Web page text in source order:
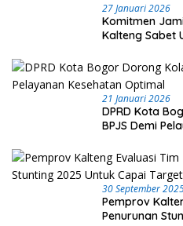
27 Januari 2026
Komitmen
Kalteng Sabet
21 Januari 2026
DPRD Kota
BPJS Demi
30 September
Pemprov
Penurunan